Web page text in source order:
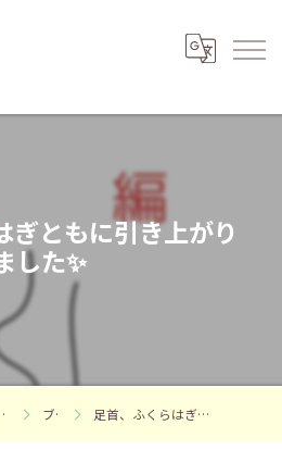
ぎともに引き上がり
した✨
テサロンMOKU ブログ 足首、ふくらはぎともに引き上がりました✨